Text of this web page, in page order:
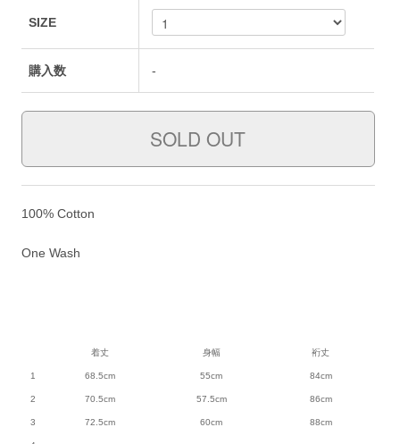
SIZE
購入数 -
100% Cotton
One Wash
着丈 身幅 裄丈
1 68.5cm 55cm 84cm
2 70.5cm 57.5cm 86cm
3 72.5cm 60cm 88cm